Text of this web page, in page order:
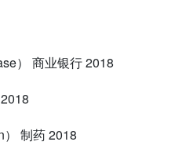
） 商业银行 2018
制药 2018